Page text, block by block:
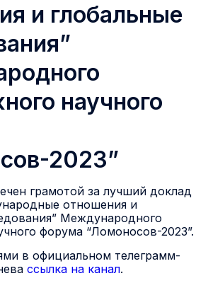
и глобальные
научного
2023”
грамотой за лучший доклад
отношения и
Международного
форума “Ломоносов-2023”.
в официальном телеграмм-
ссылка на канал.